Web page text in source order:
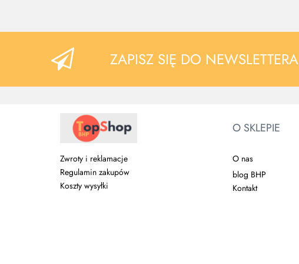
ZAPISZ SIĘ DO NEWSLETTERA
Zwroty i reklamacje
Regulamin zakupów
Koszty wysyłki
O SKLEPIE
O nas
blog BHP
Kontakt